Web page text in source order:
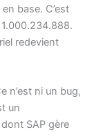
base. C’est
redevient
n’est ni un bug,
un
SAP gère